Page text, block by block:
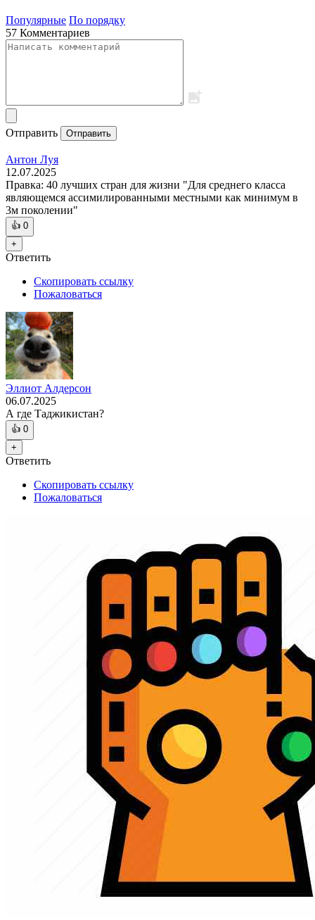
Популярные По порядку
57 Комментариев
Отправить Отправить
Антон Луя
12.07.2025
Правка: 40 лучших стран для жизни "Для среднего класса
являющемся ассимилированными местными как минимум в
3м поколении"
👍 0
+
Ответить
Скопировать ссылку
Пожаловаться
Эллиот Алдерсон
06.07.2025
А где Таджикистан?
👍 0
+
Ответить
Скопировать ссылку
Пожаловаться